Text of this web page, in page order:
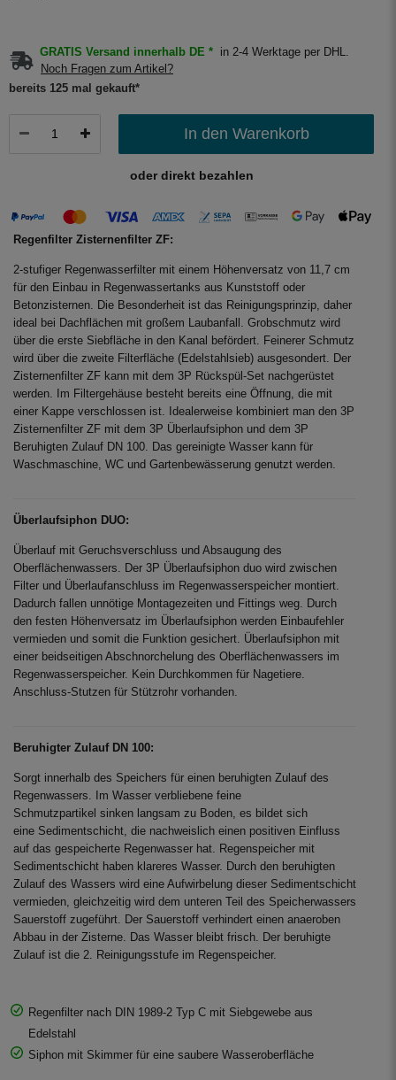
GRATIS Versand innerhalb DE *
in 2-4 Werktage per DHL.
Noch Fragen zum Artikel?
bereits 125 mal gekauft*
In den Warenkorb
oder direkt bezahlen
Regenfilter Zisternenfilter ZF:
2-stufiger Regenwasserfilter mit einem Höhenversatz von 11,7 cm
für den Einbau in Regenwassertanks aus Kunststoff oder
Betonzisternen. Die Besonderheit ist das Reinigungsprinzip, daher
ideal bei Dachflächen mit großem Laubanfall. Grobschmutz wird
über die erste Siebfläche in den Kanal befördert. Feinerer Schmutz
wird über die zweite Filterfläche (Edelstahlsieb) ausgesondert. Der
Zisternenfilter ZF kann mit dem 3P Rückspül-Set nachgerüstet
werden. Im Filtergehäuse besteht bereits eine Öffnung, die mit
einer Kappe verschlossen ist. Idealerweise kombiniert man den 3P
Zisternenfilter ZF mit dem 3P Überlaufsiphon und dem 3P
Beruhigten Zulauf DN 100. Das gereinigte Wasser kann für
Waschmaschine, WC und Gartenbewässerung genutzt werden.
Überlaufsiphon DUO:
Überlauf mit Geruchsverschluss und Absaugung des
Oberflächenwassers. Der 3P Überlaufsiphon duo wird zwischen
Filter und Überlaufanschluss im Regenwasserspeicher montiert.
Dadurch fallen unnötige Montagezeiten und Fittings weg. Durch
den festen Höhenversatz im Überlaufsiphon werden Einbaufehler
vermieden und somit die Funktion gesichert. Überlaufsiphon mit
einer beidseitigen Abschnorchelung des Oberflächenwassers im
Regenwasserspeicher. Kein Durchkommen für Nagetiere.
Anschluss-Stutzen für Stützrohr vorhanden.
Beruhigter Zulauf DN 100:
Sorgt innerhalb des Speichers für einen beruhigten Zulauf des
Regenwassers. Im Wasser verbliebene feine
Schmutzpartikel sinken langsam zu Boden, es bildet sich
eine Sedimentschicht, die nachweislich einen positiven Einfluss
auf das gespeicherte Regenwasser hat. Regenspeicher mit
Sedimentschicht haben klareres Wasser. Durch den beruhigten
Zulauf des Wassers wird eine Aufwirbelung dieser Sedimentschicht
vermieden, gleichzeitig wird dem unteren Teil des Speicherwassers
Sauerstoff zugeführt. Der Sauerstoff verhindert einen anaeroben
Abbau in der Zisterne. Das Wasser bleibt frisch. Der beruhigte
Zulauf ist die 2. Reinigungsstufe im Regenspeicher.
Regenfilter nach DIN 1989-2 Typ C mit Siebgewebe aus
Edelstahl
Siphon mit Skimmer für eine saubere Wasseroberfläche